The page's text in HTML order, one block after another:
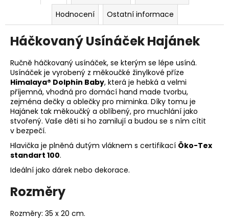
Hodnocení
Ostatní informace
Háčkovaný Usínáček Hajánek
Ručně háčkovaný usínáček, se kterým se lépe usíná.
Usínáček je vyrobený z měkoučké žinylkové příze
Himalaya® Dolphin Baby, která je hebká a velmi
příjemná, vhodná pro domácí hand made tvorbu,
zejména dečky a oblečky pro miminka. Díky tomu je
Hajánek tak měkoučký a oblíbený, pro muchlání jako
stvořený. Vaše děti si ho zamilují a budou se s ním cítit
v bezpečí.
Hlavička je plněná dutým vláknem s certifikací Öko-Tex
standart 100.
Ideální jako dárek nebo dekorace.
Rozměry
Rozměry: 35 x 20 cm.